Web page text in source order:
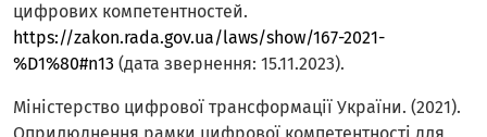
цифрових компетентностей.
https://zakon.rada.gov.ua/laws/show/167-2021-
%D1%80#n13 (дата звернення: 15.11.2023).
Міністерство цифрової трансформації України. (2021).